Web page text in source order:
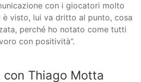
con i giocatori molto
è visto, lui va dritto al punto, cosa
perché ho notato come tutti
con positività”.
con Thiago Motta